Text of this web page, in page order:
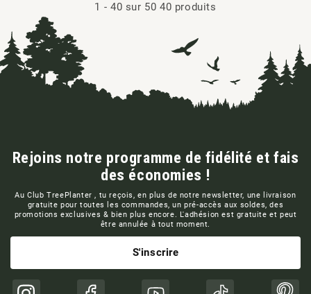
1 - 40 sur 50 40 produits
Rejoins notre programme de fidélité et fais
des économies !
Au Club TreePlanter , tu reçois, en plus de notre newsletter, une livraison
gratuite pour toutes les commandes, un pré-accès aux soldes, des
promotions exclusives & bien plus encore. L'adhésion est gratuite et peut
être annulée à tout moment.
S'inscrire